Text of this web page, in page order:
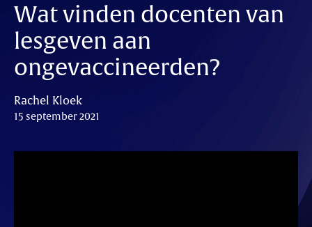
Wat vinden docenten van
lesgeven aan
ongevaccineerden?
Rachel Kloek
15 september 2021